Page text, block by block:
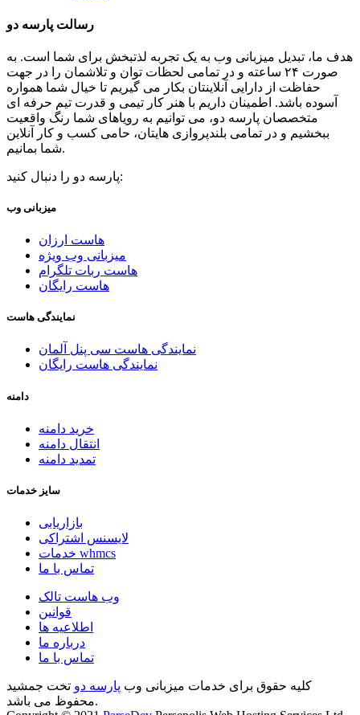
رسالت پارسه دو
هدف ما، تبدیل میزبانی وب به یک تجربه لذتبخش برای شما است. به
صورت ۲۴ ساعته و در تمامی لحظات توان و تلاشمان را در جهت
حفاظت از دارایی آنلاینتان بکار می گیریم تا خیال شما همواره
آسوده باشد. اطمینان داریم با هنر کار تیمی و قدرت تیم حرفه ای
متخصصان پارسه دو، می توانیم به رویاهای شما رنگ واقعیت
ببخشیم و در تمامی بلندپروازی هایتان، حامی کسب و کار آنلاین
شما بمانیم.
پارسه دو را دنبال کنید:
میزبانی وب
هاست ارزان
میزبانی وب ویژه
هاست ربات تلگرام
هاست رایگان
نمایندگی هاست
نمایندگی هاست سی پنل آلمان
نمایندگی هاست رایگان
دامنه
خرید دامنه
انتقال دامنه
تمدید دامنه
سایز خدمات
بازاریابی
لایسنس اشتراکی
خدمات whmcs
تماس با ما
وب هاست تالک
قوانین
اطلاعیه ها
درباره ما
تماس با ما
کلیه حقوق برای خدمات میزبانی وب پارسه دو تخت جمشید
محفوظ می باشد.